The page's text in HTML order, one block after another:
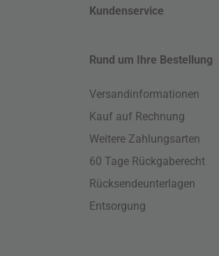
Kundenservice
Rund um Ihre Bestellung
Versandinformationen
Kauf auf Rechnung
Weitere Zahlungsarten
60 Tage Rückgaberecht
Rücksendeunterlagen
Entsorgung